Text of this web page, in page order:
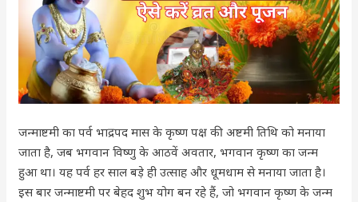
जन्माष्टमी का पर्व भाद्रपद मास के कृष्ण पक्ष की अष्टमी तिथि को मनाया
जाता है, जब भगवान विष्णु के आठवें अवतार, भगवान कृष्ण का जन्म
हुआ था। यह पर्व हर साल बड़े ही उत्साह और धूमधाम से मनाया जाता है।
इस बार जन्माष्टमी पर बेहद शुभ योग बन रहे हैं, जो भगवान कृष्ण के जन्म
अगस्त
को
मनाया
जाएगा।
ऐसे
करें
व्रत
और
पूजन